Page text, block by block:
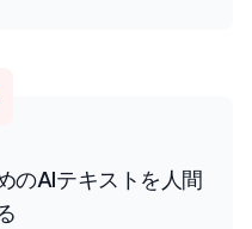
のAIテキストを人間